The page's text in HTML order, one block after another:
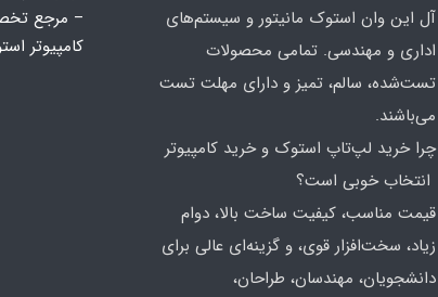
آل این وان استوک مانیتور و سیستم‌های
اداری و مهندسی. تمامی محصولات
تست‌شده، سالم، تمیز و دارای مهلت تست
می‌باشند.
چرا خرید لپ‌تاپ استوک و خرید کامپیوتر
انتخاب خوبی است؟
قیمت مناسب، کیفیت ساخت بالا، دوام
زیاد، سخت‌افزار قوی، و گزینه‌ای عالی برای
دانشجویان، مهندسان، طراحان،
– مرجع
کامپیوتر